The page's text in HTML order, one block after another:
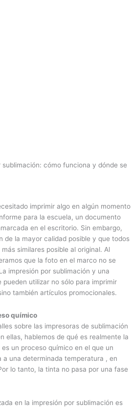
cómo funciona y dónde se
imprimir algo en algún momento
para la escuela, un documento
en el escritorio. Sin embargo,
de la mayor calidad posible y que todos
similares posible al original. Al
que la foto en el marco no se
impresión por sublimación y una
pueden utilizar no sólo para imprimir
también artículos promocionales.
químico
sobre las impresoras de sublimación
ellas, hablemos de qué es realmente la
un proceso químico en el que un
una determinada temperatura , en
lo tanto, la tinta no pasa por una fase
en la impresión por sublimación es